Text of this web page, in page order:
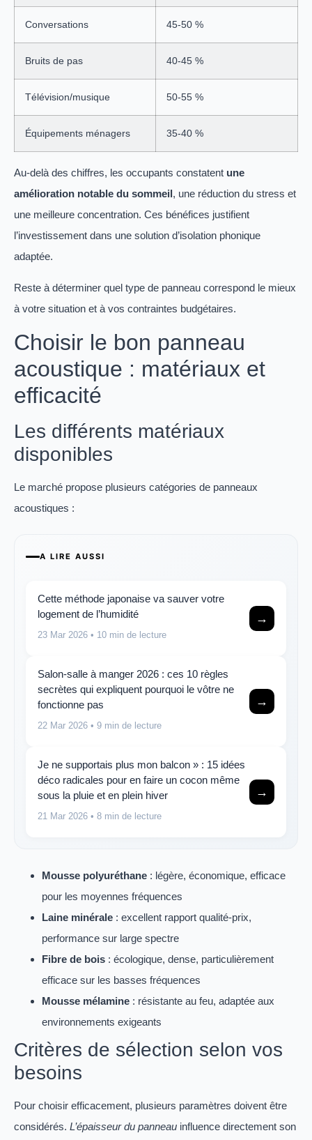
Conversations 45-50 %
Bruits de pas 40-45 %
Télévision/musique 50-55 %
Équipements ménagers 35-40 %
Au-delà des chiffres, les occupants constatent une
amélioration notable du sommeil, une réduction du stress et
une meilleure concentration. Ces bénéfices justifient
l’investissement dans une solution d’isolation phonique
adaptée.
Reste à déterminer quel type de panneau correspond le mieux
à votre situation et à vos contraintes budgétaires.
Choisir le bon panneau
acoustique : matériaux et
efficacité
Les différents matériaux
disponibles
Le marché propose plusieurs catégories de panneaux
acoustiques :
A LIRE AUSSI
Cette méthode japonaise va sauver votre
logement de l’humidité
23 Mar 2026 • 10 min de lecture
→
Salon-salle à manger 2026 : ces 10 règles
secrètes qui expliquent pourquoi le vôtre ne
fonctionne pas
22 Mar 2026 • 9 min de lecture
→
Je ne supportais plus mon balcon » : 15 idées
déco radicales pour en faire un cocon même
sous la pluie et en plein hiver
21 Mar 2026 • 8 min de lecture
→
Mousse polyuréthane : légère, économique, efficace
pour les moyennes fréquences
Laine minérale : excellent rapport qualité-prix,
performance sur large spectre
Fibre de bois : écologique, dense, particulièrement
efficace sur les basses fréquences
Mousse mélamine : résistante au feu, adaptée aux
environnements exigeants
Critères de sélection selon vos
besoins
Pour choisir efficacement, plusieurs paramètres doivent être
considérés. L’épaisseur du panneau influence directement son